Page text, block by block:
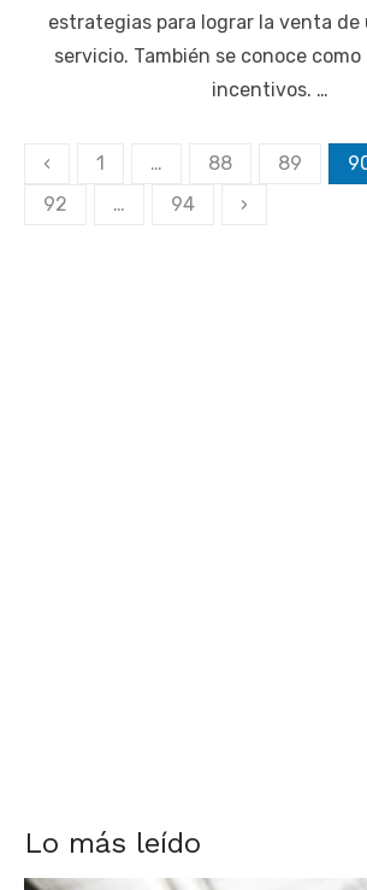
estrategias para lograr la venta
servicio. También se conoce
incentivos. …
Paginación
de
‹ 1 … 88 89
92
… 94 ›
Lo más leído